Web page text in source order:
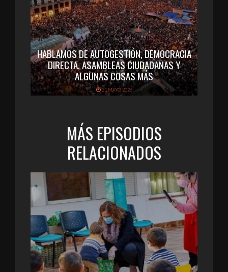
HABLAMOS DE AUTOGESTIÓN, DEMOCRACIA
DIRECTA, ASAMBLEAS CIUDADANAS Y
ALGUNAS COSAS MÁS
21 MAYO 2026
MÁS EPISODIOS
RELACIONADOS